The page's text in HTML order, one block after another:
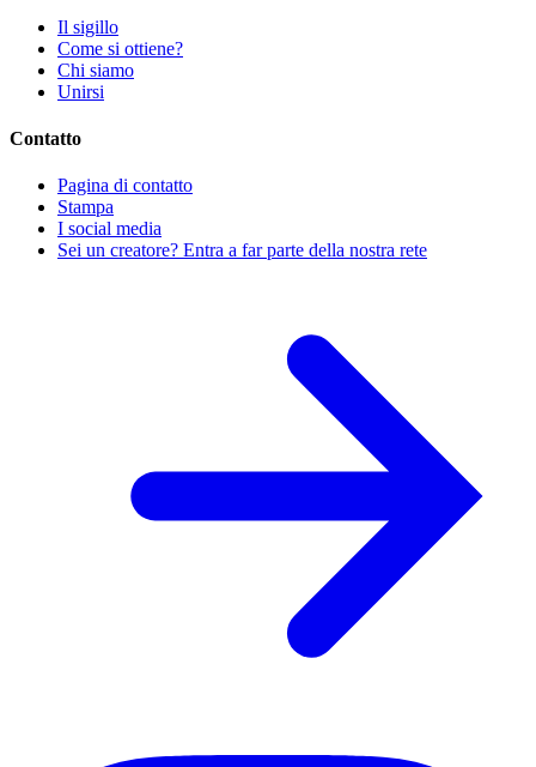
Il sigillo
Come si ottiene?
Chi siamo
Unirsi
Contatto
Pagina di contatto
Stampa
I social media
Sei un creatore? Entra a far parte della nostra rete